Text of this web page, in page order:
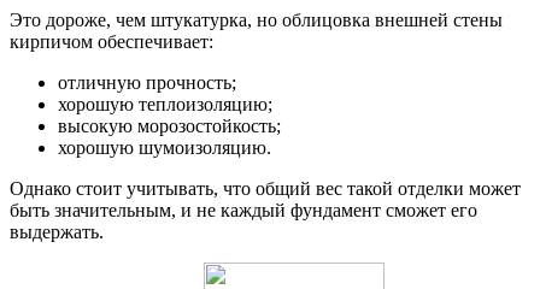
Это дороже, чем штукатурка, но облицовка внешней стены
кирпичом обеспечивает:
отличную прочность;
хорошую теплоизоляцию;
высокую морозостойкость;
хорошую шумоизоляцию.
Однако стоит учитывать, что общий вес такой отделки может
быть значительным, и не каждый фундамент сможет его
выдержать.